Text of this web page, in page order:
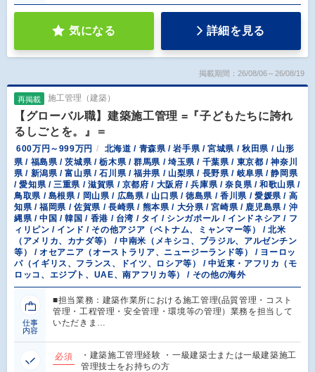
気になる 詳細を見る
掲載期間：26/08/06～26/08/19
再掲載 施工管理（建築）
【グローバル職】建築施工管理 =『子どもたちに誇れ
るしごとを。』＝
600万円～999万円
北海道 / 青森県 / 岩手県 / 宮城県 / 秋田県 / 山形
県 / 福島県 / 茨城県 / 栃木県 / 群馬県 / 埼玉県 / 千葉県 / 東京都 / 神奈川
県 / 新潟県 / 富山県 / 石川県 / 福井県 / 山梨県 / 長野県 / 岐阜県 / 静岡県
/ 愛知県 / 三重県 / 滋賀県 / 京都府 / 大阪府 / 兵庫県 / 奈良県 / 和歌山県 /
鳥取県 / 島根県 / 岡山県 / 広島県 / 山口県 / 徳島県 / 香川県 / 愛媛県 / 高
知県 / 福岡県 / 佐賀県 / 長崎県 / 熊本県 / 大分県 / 宮崎県 / 鹿児島県 / 沖
縄県 / 中国 / 韓国 / 香港 / 台湾 / タイ / シンガポール / インドネシア / フ
ィリピン / インド / その他アジア（ベトナム、ミャンマー等） / 北米
（アメリカ、カナダ等） / 中南米（メキシコ、ブラジル、アルゼンチン
等） / オセアニア（オーストラリア、ニュージーランド等） / ヨーロッ
パ（イギリス、フランス、ドイツ、ロシア等） / 中近東・アフリカ（モ
ロッコ、エジプト、UAE、南アフリカ等） / その他の海外
仕事
内容
■担当業務：建築作業所における施工管理(品質管理・コスト
管理・工程管理・安全管理・環境等の管理）業務を担当して
いただきま…
必須
・建築施工管理経験 ・一級建築士または一級建築施工
管理技士をお持ちの方